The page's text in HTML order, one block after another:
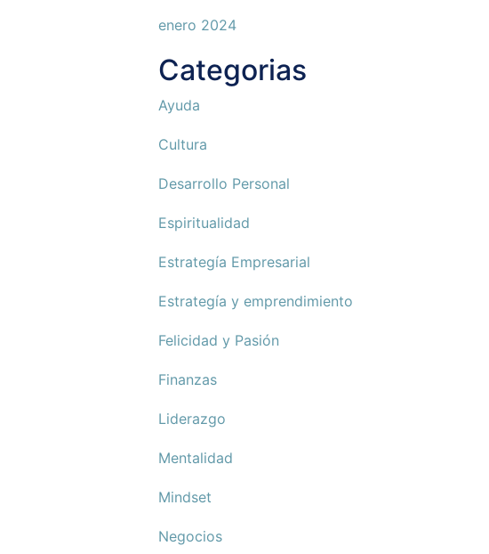
enero 2024
Categorias
Ayuda
Cultura
Desarrollo Personal
Espiritualidad
Estrategía Empresarial
Estrategía y emprendimiento
Felicidad y Pasión
Finanzas
Liderazgo
Mentalidad
Mindset
Negocios